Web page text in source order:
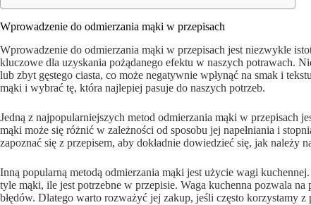
Wprowadzenie do odmierzania mąki w przepisach
Wprowadzenie do odmierzania mąki w przepisach jest niezwykle
kluczowe dla uzyskania pożądanego efektu w naszych potrawach.
lub zbyt gęstego ciasta, co może negatywnie wpłynąć na smak i
mąki i wybrać tę, która najlepiej pasuje do naszych potrzeb.
Jedną z najpopularniejszych metod odmierzania mąki w przepisach
mąki może się różnić w zależności od sposobu jej napełniania i
zapoznać się z przepisem, aby dokładnie dowiedzieć się, jak należy
Inną popularną metodą odmierzania mąki jest użycie wagi
tyle mąki, ile jest potrzebne w przepisie. Waga kuchenna pozwala
błędów. Dlatego warto rozważyć jej zakup, jeśli często korzystamy